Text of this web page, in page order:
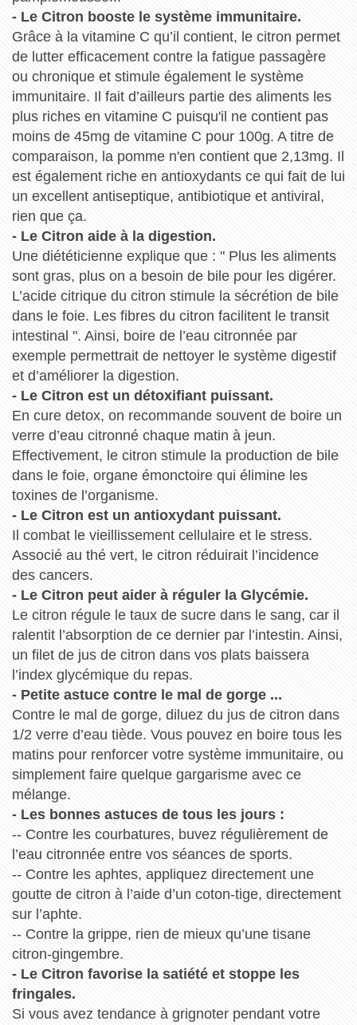
- Le Citron booste le système immunitaire.
Grâce à la vitamine C qu’il contient, le citron permet
de lutter efficacement contre la fatigue passagère
ou chronique et stimule également le système
immunitaire. Il fait d’ailleurs partie des aliments les
plus riches en vitamine C puisqu'il ne contient pas
moins de 45mg de vitamine C pour 100g. A titre de
comparaison, la pomme n'en contient que 2,13mg. Il
est également riche en antioxydants ce qui fait de lui
un excellent antiseptique, antibiotique et antiviral,
rien que ça.
- Le Citron aide à la digestion.
Une diététicienne explique que : " Plus les aliments
sont gras, plus on a besoin de bile pour les digérer.
L’acide citrique du citron stimule la sécrétion de bile
dans le foie. Les fibres du citron facilitent le transit
intestinal ". Ainsi, boire de l’eau citronnée par
exemple permettrait de nettoyer le système digestif
et d’améliorer la digestion.
- Le Citron est un détoxifiant puissant.
En cure detox, on recommande souvent de boire un
verre d’eau citronné chaque matin à jeun.
Effectivement, le citron stimule la production de bile
dans le foie, organe émonctoire qui élimine les
toxines de l’organisme.
- Le Citron est un antioxydant puissant.
Il combat le vieillissement cellulaire et le stress.
Associé au thé vert, le citron réduirait l’incidence
des cancers.
- Le Citron peut aider à réguler la Glycémie.
Le citron régule le taux de sucre dans le sang, car il
ralentit l’absorption de ce dernier par l’intestin. Ainsi,
un filet de jus de citron dans vos plats baissera
l’index glycémique du repas.
- Petite astuce contre le mal de gorge ...
Contre le mal de gorge, diluez du jus de citron dans
1/2 verre d’eau tiède. Vous pouvez en boire tous les
matins pour renforcer votre système immunitaire, ou
simplement faire quelque gargarisme avec ce
mélange.
- Les bonnes astuces de tous les jours :
-- Contre les courbatures, buvez régulièrement de
l’eau citronnée entre vos séances de sports.
-- Contre les aphtes, appliquez directement une
goutte de citron à l’aide d’un coton-tige, directement
sur l’aphte.
-- Contre la grippe, rien de mieux qu’une tisane
citron-gingembre.
- Le Citron favorise la satiété et stoppe les
fringales.
Si vous avez tendance à grignoter pendant votre